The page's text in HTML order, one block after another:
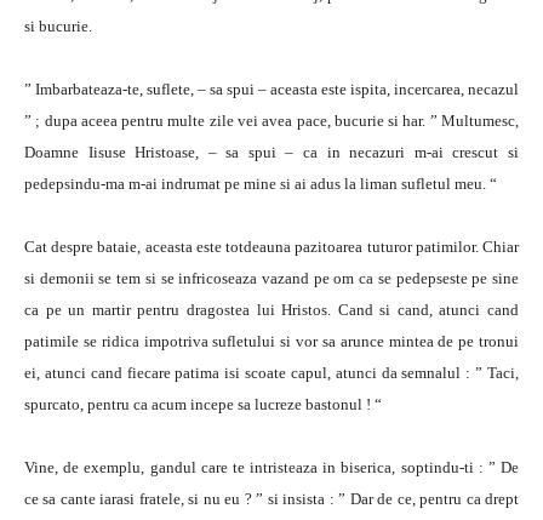
si bucurie.
” Imbarbateaza-te, suflete, – sa spui – aceasta este ispita, incercarea, necazul
” ; dupa aceea pentru multe zile vei avea pace, bucurie si har. ” Multumesc,
Doamne Iisuse Hristoase, – sa spui – ca in necazuri m-ai crescut si
pedepsindu-ma m-ai indrumat pe mine si ai adus la liman sufletul meu. “
Cat despre bataie, aceasta este totdeauna pazitoarea tuturor patimilor. Chiar
si demonii se tem si se infricoseaza vazand pe om ca se pedepseste pe sine
ca pe un martir pentru dragostea lui Hristos. Cand si cand, atunci cand
patimile se ridica impotriva sufletului si vor sa arunce mintea de pe tronui
ei, atunci cand fiecare patima isi scoate capul, atunci da semnalul : ” Taci,
spurcato, pentru ca acum incepe sa lucreze bastonul ! “
Vine, de exemplu, gandul care te intristeaza in biserica, soptindu-ti : ” De
ce sa cante iarasi fratele, si nu eu ? ” si insista : ” Dar de ce, pentru ca drept